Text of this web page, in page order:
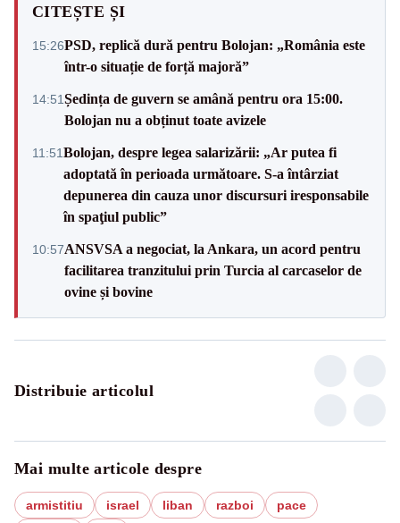
CITEȘTE ȘI
15:26PSD, replică dură pentru Bolojan: „România este
într-o situație de forță majoră”
14:51Ședința de guvern se amână pentru ora 15:00.
Bolojan nu a obținut toate avizele
11:51Bolojan, despre legea salarizării: „Ar putea fi
adoptată în perioada următoare. S-a întârziat
depunerea din cauza unor discursuri iresponsabile
în spaţiul public”
10:57ANSVSA a negociat, la Ankara, un acord pentru
facilitarea tranzitului prin Turcia al carcaselor de
ovine și bovine
Distribuie articolul
Mai multe articole despre
armistitiu israel liban razboi
pace